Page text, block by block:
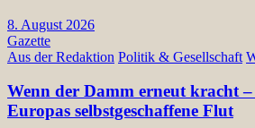
8. August 2026
Gazette
Aus der Redaktion Politik & Gesellschaft
Wenn der Damm erneut kracht
Europas selbstgeschaffene Flut